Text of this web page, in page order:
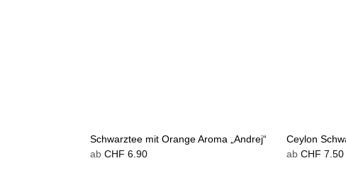
Schwarztee mit Orange Aroma „Andrej“
ab CHF 6.90
Ceylon
abCHF 7.50